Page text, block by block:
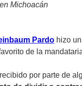
Michoacán
Pardo hizo
de la
por parte de